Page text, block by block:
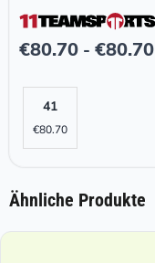
€80.70 - €80.70
41
€80.70
Ähnliche Produkte